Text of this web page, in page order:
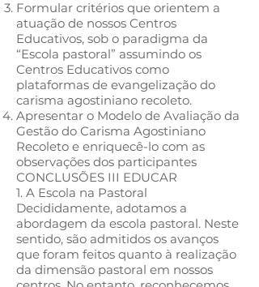
Formular critérios que orientem a
atuação de nossos Centros
Educativos, sob o paradigma da
“Escola pastoral” assumindo os
Centros Educativos como
plataformas de evangelização do
carisma agostiniano recoleto.
Apresentar o Modelo de Avaliação da
Gestão do Carisma Agostiniano
Recoleto e enriquecê-lo com as
observações dos participantes
CONCLUSÕES III EDUCAR
1. A Escola na Pastoral
Decididamente, adotamos a
abordagem da escola pastoral. Neste
sentido, são admitidos os avanços
que foram feitos quanto à realização
da dimensão pastoral em nossos